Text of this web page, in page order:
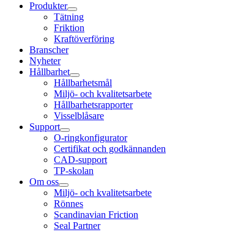
Produkter
Tätning
Friktion
Kraftöverföring
Branscher
Nyheter
Hållbarhet
Hållbarhetsmål
Miljö- och kvalitetsarbete
Hållbarhetsrapporter
Visselblåsare
Support
O-ringkonfigurator
Certifikat och godkännanden
CAD-support
TP-skolan
Om oss
Miljö- och kvalitetsarbete
Rönnes
Scandinavian Friction
Seal Partner